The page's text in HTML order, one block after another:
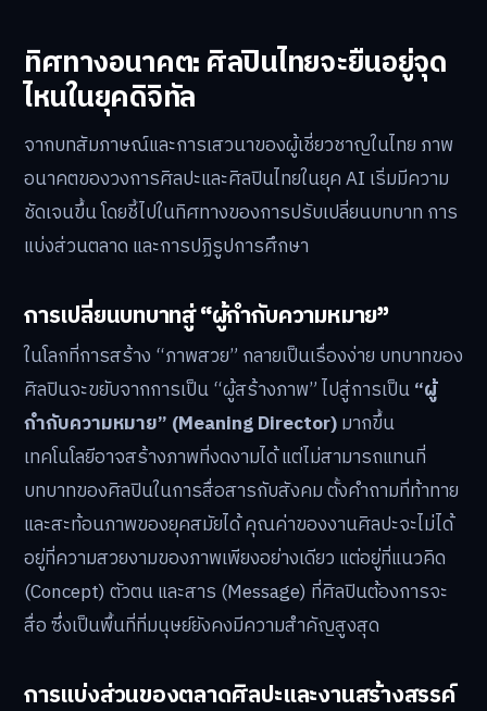
ทิศทางอนาคต: ศิลปินไทยจะยืนอยู่จุด
ไหนในยุคดิจิทัล
จากบทสัมภาษณ์และการเสวนาของผู้เชี่ยวชาญในไทย ภาพ
อนาคตของวงการศิลปะและศิลปินไทยในยุค AI เริ่มมีความ
ชัดเจนขึ้น โดยชี้ไปในทิศทางของการปรับเปลี่ยนบทบาท การ
แบ่งส่วนตลาด และการปฏิรูปการศึกษา
การเปลี่ยนบทบาทสู่ “ผู้กำกับความหมาย”
ในโลกที่การสร้าง “ภาพสวย” กลายเป็นเรื่องง่าย บทบาทของ
ศิลปินจะขยับจากการเป็น “ผู้สร้างภาพ” ไปสู่การเป็น“ผู้
กำกับความหมาย” (Meaning Director)มากขึ้น
เทคโนโลยีอาจสร้างภาพที่งดงามได้ แต่ไม่สามารถแทนที่
บทบาทของศิลปินในการสื่อสารกับสังคม ตั้งคำถามที่ท้าทาย
และสะท้อนภาพของยุคสมัยได้ คุณค่าของงานศิลปะจะไม่ได้
อยู่ที่ความสวยงามของภาพเพียงอย่างเดียว แต่อยู่ที่แนวคิด
(Concept) ตัวตน และสาร (Message) ที่ศิลปินต้องการจะ
สื่อ ซึ่งเป็นพื้นที่ที่มนุษย์ยังคงมีความสำคัญสูงสุด
การแบ่งส่วนของตลาดศิลปะและงานสร้างสรรค์